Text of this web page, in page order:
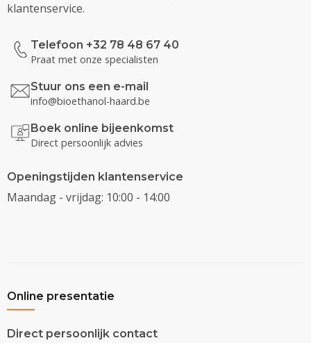
klantenservice.
Telefoon +32 78 48 67 40
Praat met onze specialisten
Stuur ons een e-mail
info@bioethanol-haard.be
Boek online bijeenkomst
Direct persoonlijk advies
Openingstijden klantenservice
Maandag - vrijdag: 10:00 - 14:00
Online presentatie
Direct persoonlijk contact